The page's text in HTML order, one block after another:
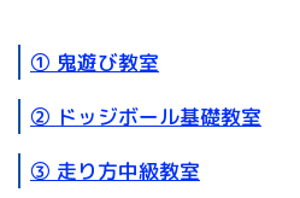
① 鬼遊び教室
② ドッジボール基礎教室
③ 走り方中級教室